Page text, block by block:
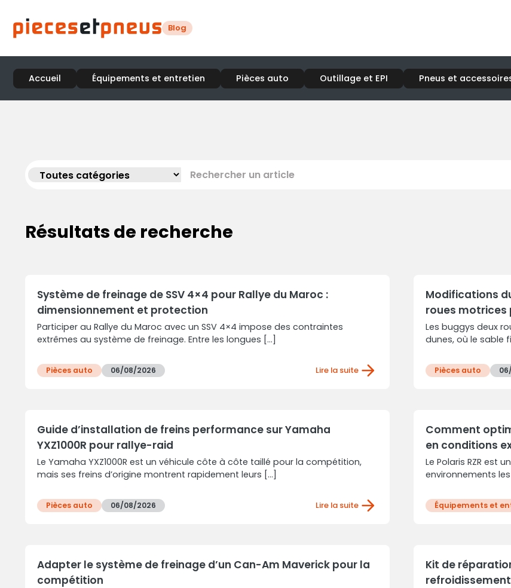
Blog
Accueil Équipements et entretien Pièces auto Outillage et EPI Pneus et
Résultats de recherche
Système de freinage de SSV 4×4 pour Rallye du Maroc :
dimensionnement et protection
Participer au Rallye du Maroc avec un SSV 4×4 impose des contraintes
extrêmes au système de freinage. Entre les longues [...]
Pièces auto 06/08/2026 Lire la suite
Modifications
roues motrices
Les buggys deux
dunes, où le sable
Pièces auto
Guide d’installation de freins performance sur Yamaha
YXZ1000R pour rallye-raid
Le Yamaha YXZ1000R est un véhicule côte à côte taillé pour la compétition,
mais ses freins d’origine montrent rapidement leurs [...]
Pièces auto 06/08/2026 Lire la suite
Comment
en conditions
Le Polaris RZR est
environnements
Équipements et
Adapter le système de freinage d’un Can-Am Maverick pour la
compétition
Kit de